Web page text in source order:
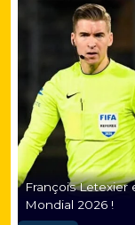
François
Mondial 2026 !